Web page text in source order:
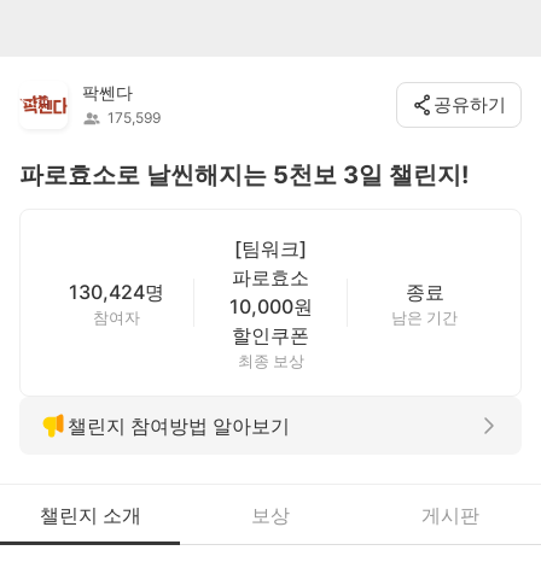
팍쎈다
175,599
공유하기
파로효소로 날씬해지는 5천보 3일 챌린지!
130,424명
참여자
[팀워크]
파로효소
10,000원
할인쿠폰
최종 보상
종료
남은 기간
챌린지 참여방법 알아보기
챌린지 소개 보상 게시판